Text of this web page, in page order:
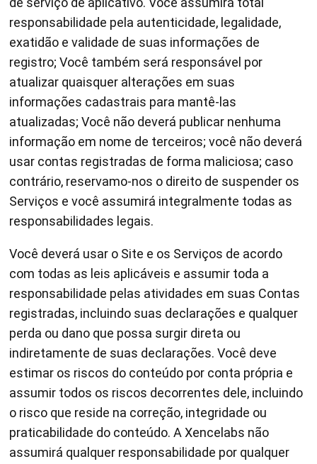
responsabilidade pela autenticidade, legalidade,
exatidão e validade de suas informações de
registro; Você também será responsável por
atualizar quaisquer alterações em suas
informações cadastrais para mantê-las
atualizadas; Você não deverá publicar nenhuma
informação em nome de terceiros; você não deverá
usar contas registradas de forma maliciosa; caso
contrário, reservamo-nos o direito de suspender os
Serviços e você assumirá integralmente todas as
responsabilidades legais.
Você deverá usar o Site e os Serviços de acordo
com todas as leis aplicáveis e assumir toda a
responsabilidade pelas atividades em suas Contas
registradas, incluindo suas declarações e qualquer
perda ou dano que possa surgir direta ou
indiretamente de suas declarações. Você deve
estimar os riscos do conteúdo por conta própria e
assumir todos os riscos decorrentes dele, incluindo
o risco que reside na correção, integridade ou
praticabilidade do conteúdo. A Xencelabs não
assumirá qualquer responsabilidade por qualquer